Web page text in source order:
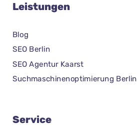
Leistungen
Blog
SEO Berlin
SEO Agentur Kaarst
Suchmaschinenoptimierung Berlin
Service